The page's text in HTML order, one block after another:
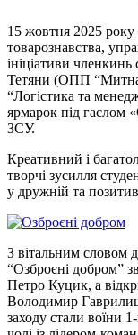
15 жовтня 2025 року
товарознавства,
ініціативи
Тетяни (ОПП “Митна
“Логістика та
ярмарок під гаслом
ЗСУ.
Креативний і
творчі зусилля
у дружній та
З вітальним словом
“Озброєні добром”
Петро Куцик, а
Володимир
заходу стали воїни